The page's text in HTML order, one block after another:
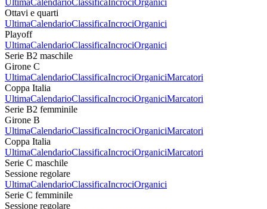
Ottavi e quarti
UltimaCalendarioClassificaIncrociOrganici
Playoff
UltimaCalendarioClassificaIncrociOrganici
Serie B2 maschile
Girone C
UltimaCalendarioClassificaIncrociOrganiciMarcatori
Coppa Italia
UltimaCalendarioClassificaIncrociOrganiciMarcatori
Serie B2 femminile
Girone B
UltimaCalendarioClassificaIncrociOrganiciMarcatori
Coppa Italia
UltimaCalendarioClassificaIncrociOrganiciMarcatori
Serie C maschile
Sessione regolare
UltimaCalendarioClassificaIncrociOrganici
Serie C femminile
Sessione regolare